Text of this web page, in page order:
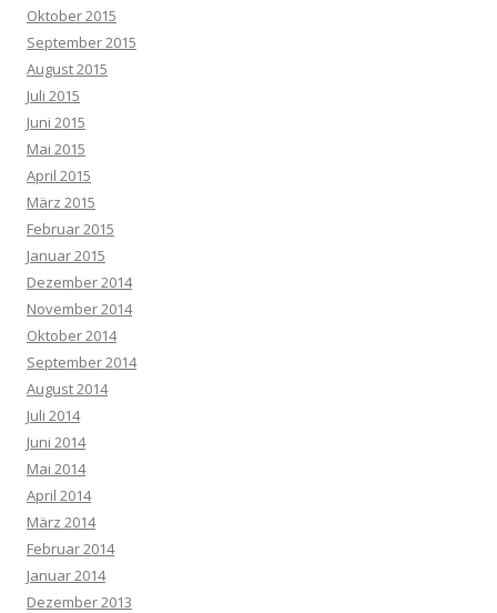
Oktober 2015
September 2015
August 2015
Juli 2015
Juni 2015
Mai 2015
April 2015
März 2015
Februar 2015
Januar 2015
Dezember 2014
November 2014
Oktober 2014
September 2014
August 2014
Juli 2014
Juni 2014
Mai 2014
April 2014
März 2014
Februar 2014
Januar 2014
Dezember 2013